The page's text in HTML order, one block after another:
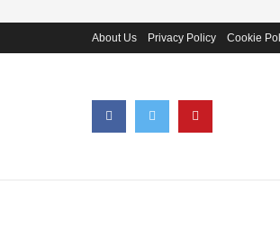
About Us Privacy Policy Cookie